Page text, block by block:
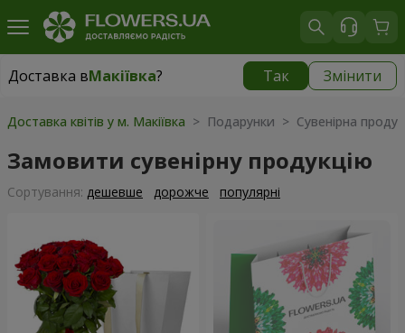
Доставка вМакіївка? Так Змінити
Доставка вМакіївка|
Доставка квітів у м. Макіївка > Подарунки > Сувенірна
Замовити сувенірну продукцію
Сортування: дешевше дорожче популярні